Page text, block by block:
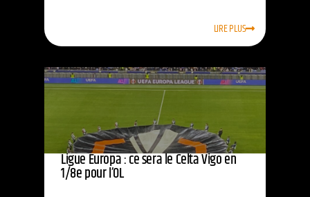
LIRE PLUS
Ligue Europa : ce sera le Celta Vigo en
1/8e pour l’OL